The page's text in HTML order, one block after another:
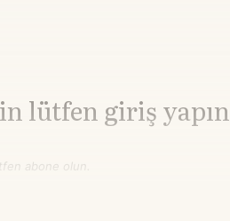
lütfen giriş yapın
abone olun.